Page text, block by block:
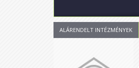
ALÁRENDELT INTÉZMÉNYEK